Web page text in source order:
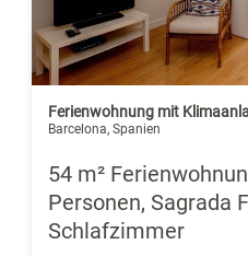
Ferienwohnung mit
Barcelona, Spanien
54 m²
Personen, Sagrada
Schlafzimmer